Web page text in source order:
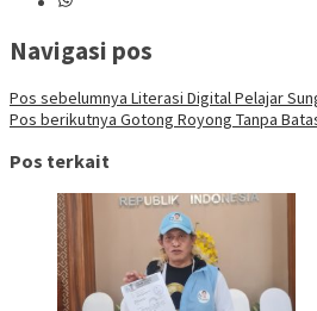
Navigasi pos
Pos sebelumnya Literasi Digital Pelajar
Pos berikutnya Gotong Royong Tanpa
Pos terkait